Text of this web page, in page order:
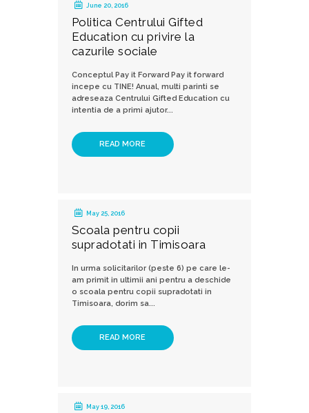
June 20, 2016
Politica Centrului Gifted
Education cu privire la
cazurile sociale
Conceptul Pay it Forward Pay it forward
incepe cu TINE! Anual, multi parinti se
adreseaza Centrului Gifted Education cu
intentia de a primi ajutor...
READ MORE
May 25, 2016
Scoala pentru copii
supradotati in Timisoara
In urma solicitarilor (peste 6) pe care le-
am primit in ultimii ani pentru a deschide
o scoala pentru copii supradotati in
Timisoara, dorim sa...
READ MORE
May 19, 2016